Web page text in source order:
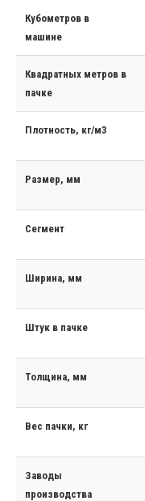
Кубометров в
машине
Квадратных метров в
пачке
Плотность, кг/м3
Размер, мм
Сегмент
Ширина, мм
Штук в пачке
Толщина, мм
Вес пачки, кг
Заводы
производства